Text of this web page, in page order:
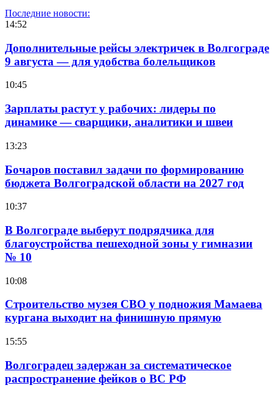
Последние новости:
14:52
Дополнительные рейсы электричек в Волгограде
9 августа — для удобства болельщиков
10:45
Зарплаты растут у рабочих: лидеры по
динамике — сварщики, аналитики и швеи
13:23
Бочаров поставил задачи по формированию
бюджета Волгоградской области на 2027 год
10:37
В Волгограде выберут подрядчика для
благоустройства пешеходной зоны у гимназии
№ 10
10:08
Строительство музея СВО у подножия Мамаева
кургана выходит на финишную прямую
15:55
Волгоградец задержан за систематическое
распространение фейков о ВС РФ